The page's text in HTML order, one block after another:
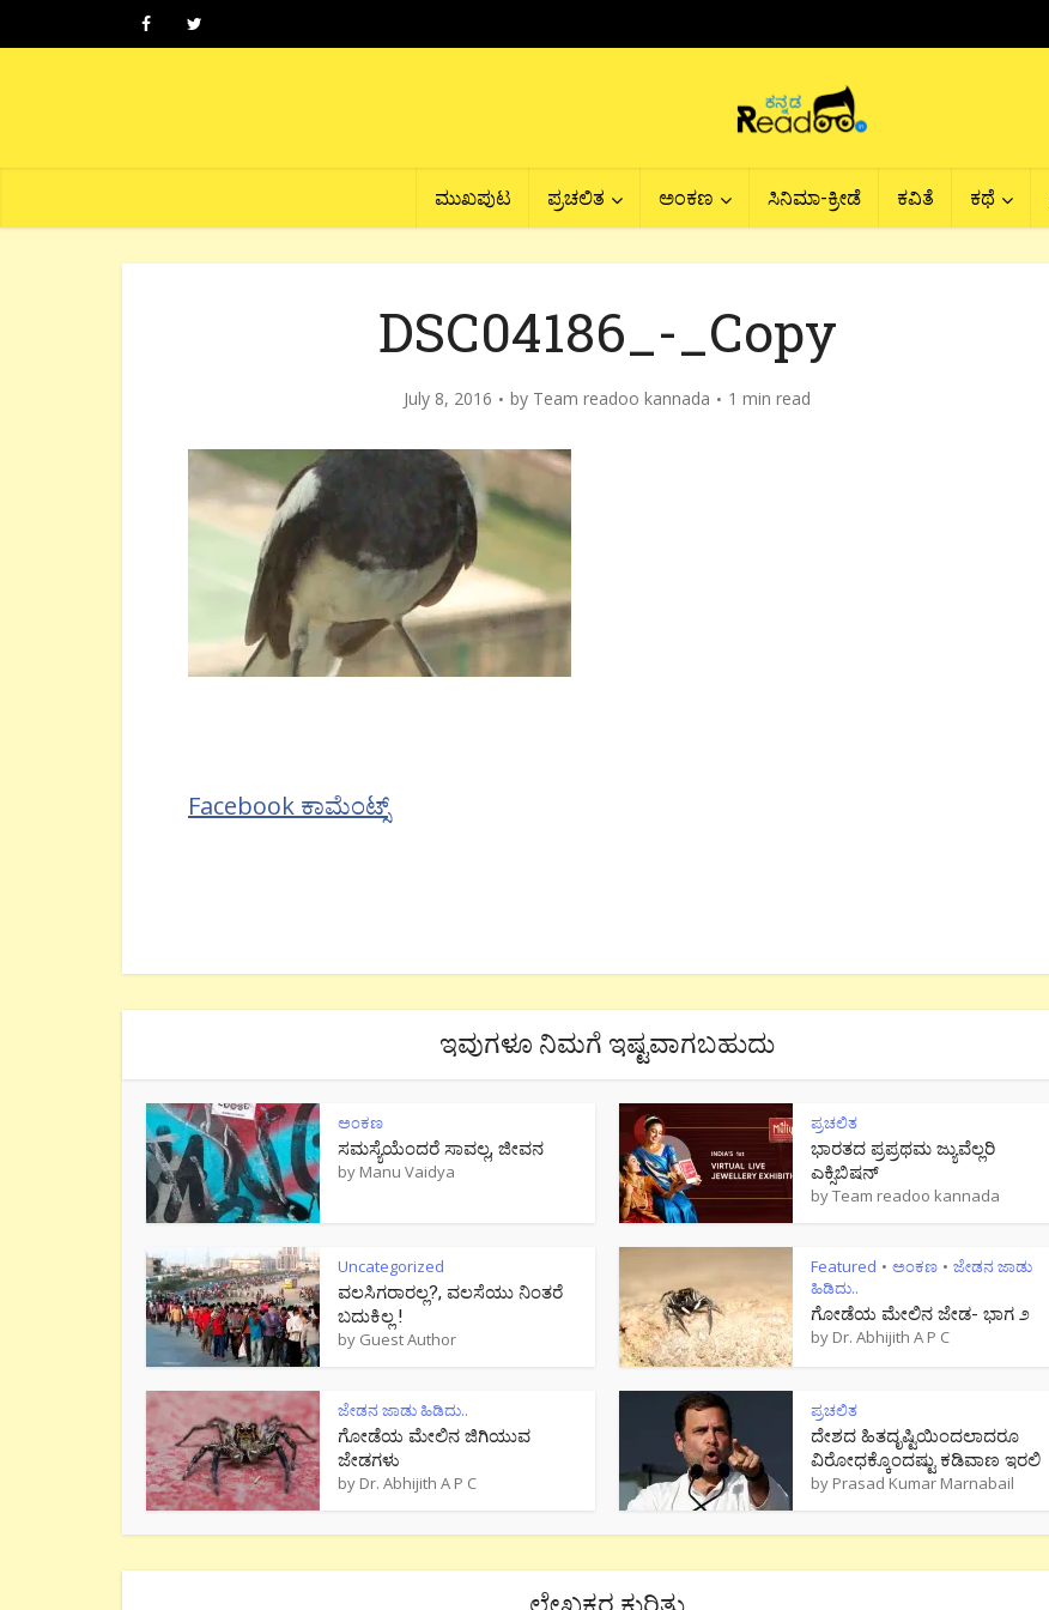
ಮುಖಪುಟ ಪ್ರಚಲಿತ ಅಂಕಣ ಸಿನಿಮಾ-ಕ್ರೀಡೆ ಕವಿತೆ ಕಥೆ
DSC04186_-_Copy
July 8, 2016 by Team readoo kannada 1 min read
Facebook ಕಾಮೆಂಟ್ಸ್
ಇವುಗಳೂ ನಿಮಗೆ ಇಷ್ಟವಾಗಬಹುದು
ಅಂಕಣ
ಸಮಸ್ಯೆಯೆಂದರೆ ಸಾವಲ್ಲ, ಜೀವನ
by Manu Vaidya
ಪ್ರಚಲಿತ
ಭಾರತದ ಪ್ರಪ್ರಥಮ ಜ್ಯುವೆಲ್ಲರಿ
ಎಕ್ಸಿಬಿಷನ್
byTeam readoo kannada
Uncategorized
ವಲಸಿಗರಾರಲ್ಲ?, ವಲಸೆಯು ನಿಂತರೆ
ಬದುಕಿಲ್ಲ !
by Guest Author
Featured • ಅಂಕಣ • ಜೇಡನ ಜಾಡು
ಹಿಡಿದು..
ಗೋಡೆಯ ಮೇಲಿನ ಜೇಡ- ಭಾಗ ೨
by Dr. Abhijith A P C
ಜೇಡನ ಜಾಡು ಹಿಡಿದು..
ಗೋಡೆಯ ಮೇಲಿನ ಜಿಗಿಯುವ
ಜೇಡಗಳು
by Dr. Abhijith A P C
ಪ್ರಚಲಿತ
ದೇಶದ ಹಿತದೃಷ್ಟಿಯಿಂದಲಾದರೂ
ವಿರೋಧಕ್ಕೊಂದಷ್ಟು ಕಡಿವಾಣ ಇರಲಿ
by Prasad Kumar Marnabail